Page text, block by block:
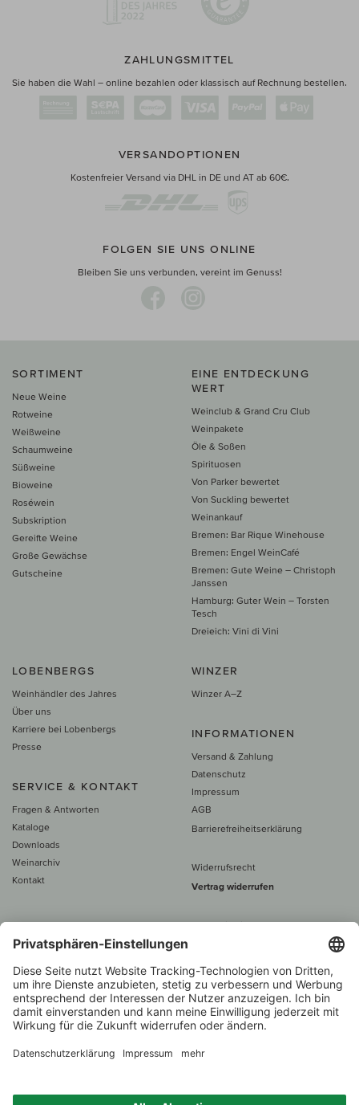
ZAHLUNGSMITTEL
Sie haben die Wahl – online bezahlen oder klassisch auf Rechnung bestellen.
VERSANDOPTIONEN
Kostenfreier Versand via DHL in DE und AT ab 60€.
FOLGEN SIE UNS ONLINE
Bleiben Sie uns verbunden, vereint im Genuss!
SORTIMENT
Neue Weine
Rotweine
Weißweine
Schaumweine
Süßweine
Bioweine
Roséwein
Subskription
Gereifte Weine
Große Gewächse
Gutscheine
EINE ENTDECKUNG
WERT
Weinclub & Grand Cru Club
Weinpakete
Öle & Soßen
Spirituosen
Von Parker bewertet
Von Suckling bewertet
Weinankauf
Bremen: Bar Rique Winehouse
Bremen: Engel WeinCafé
Bremen: Gute Weine – Christoph
Janssen
Hamburg: Guter Wein – Torsten
Tesch
Dreieich: Vini di Vini
LOBENBERGS
Weinhändler des Jahres
Über uns
Karriere bei Lobenbergs
Presse
SERVICE & KONTAKT
Fragen & Antworten
Kataloge
Downloads
Weinarchiv
Kontakt
WINZER
Winzer A–Z
INFORMATIONEN
Versand & Zahlung
Datenschutz
Impressum
AGB
Barrierefreiheitserklärung
Widerrufsrecht
Vertrag widerrufen
Alle Preise inkl. MwSt., zzgl. 5 €
60 € versand­kosten­
Beratung unter
1.000 Winzer – Weinhändler